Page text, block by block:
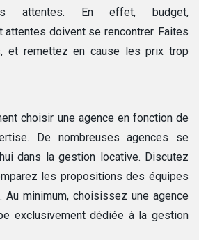
attentes. En effet, budget,
doivent se rencontrer. Faites
et remettez en cause les prix trop
choisir une agence en fonction de
De nombreuses agences se
dans la gestion locative. Discutez
les propositions des équipes
Au minimum, choisissez une agence
exclusivement dédiée à la gestion